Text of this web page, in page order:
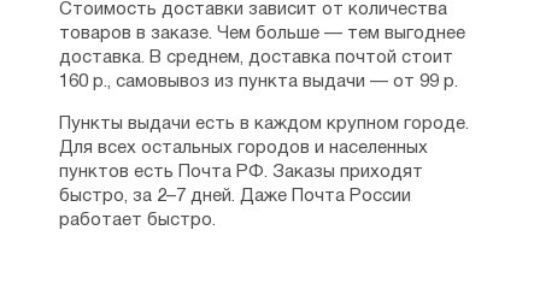
Стоимость доставки зависит от количества
товаров в заказе. Чем больше — тем выгоднее
доставка. В среднем, доставка почтой стоит
160 р., самовывоз из пункта выдачи — от 99 р.
Пункты выдачи есть в каждом крупном городе.
Для всех остальных городов и населенных
пунктов есть Почта РФ. Заказы приходят
быстро, за 2–7 дней. Даже Почта России
работает быстро.